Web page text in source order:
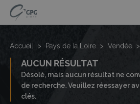
Accueil > Pays de la Loire > Vendée >
AUCUN RÉSULTAT
Désolé, mais aucun résultat ne
de recherche. Veuillez réessayer
clés.